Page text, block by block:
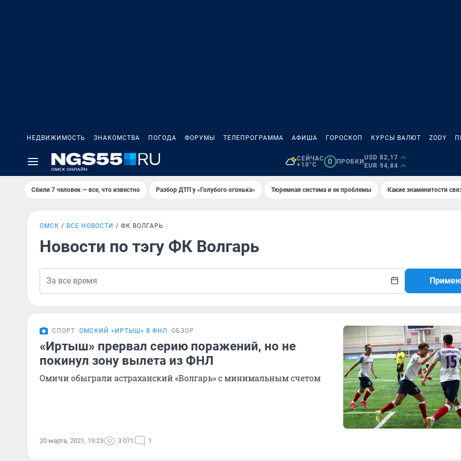
НЕДВИЖИМОСТЬ ЗНАКОМСТВА ПОГОДА ФОРУМЫ ТЕЛЕПРОГРАММА АФИША ГОРОСКОП КУРСЫ ВАЛЮТ ZODY
СЕЙЧАС
+10°C
0 ПРОБКИ
USD 82,17
EUR 94,84
Сбили 7 человек — все, что известно Разбор ДТП у «Голубого огонька» Тюремная система и ее проблемы Какие знаменитости
ОМСК ВСЕ НОВОСТИ ФК ВОЛГАРЬ
Новости по тэгу ФК Волгарь
СПОРТ ОМСКИЙ «ИРТЫШ» В ФНЛ ОБЗОР
«Иртыш» прервал серию поражений, но не
покинул зону вылета из ФНЛ
Омичи обыграли астраханский «Волгарь» с минимальным счетом
20 марта, 2021, 19:23 3 071 1